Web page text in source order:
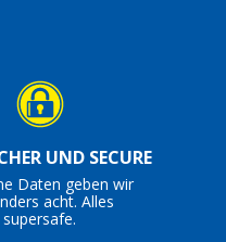
UND SECURE
Daten geben wir
acht. Alles
supersafe.